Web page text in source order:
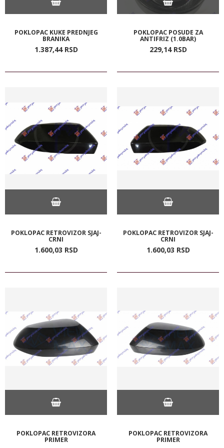
POKLOPAC KUKE PREDNJEG
BRANIKA
1.387,44 RSD
POKLOPAC POSUDE ZA
ANTIFRIZ (1.0BAR)
229,14 RSD
POKLOPAC RETROVIZOR SJAJ-
CRNI
1.600,03 RSD
POKLOPAC RETROVIZOR SJAJ-
CRNI
1.600,03 RSD
POKLOPAC RETROVIZORA
PRIMER
POKLOPAC RETROVIZORA
PRIMER